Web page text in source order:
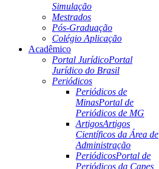
Simulação
Mestrados
Pós-Graduação
Colégio Aplicação
Acadêmico
Portal JurídicoPortal
Jurídico do Brasil
Periódicos
Periódicos de
MinasPortal de
Periódicos de MG
ArtigosArtigos
Científicos da Área de
Administração
PeriódicosPortal de
Periódicos da Capes